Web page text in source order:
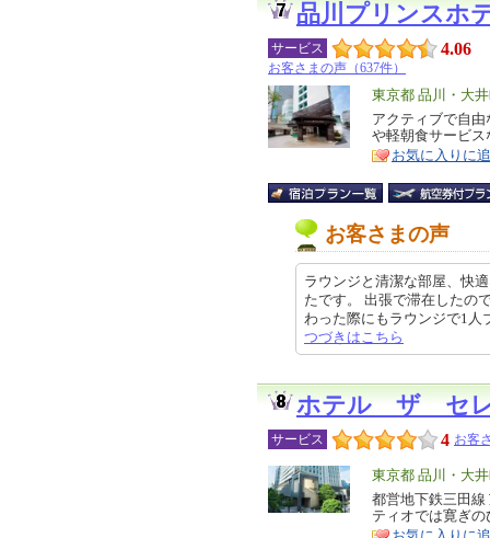
品川プリンスホ
サービス 4.06
お客さまの声（637件）
エ
リ
ア
東京都 品川・大
特
徴
アクティブで自
や軽朝食サービ
お気に入りに
お客さまの声
ラウンジと清潔な部屋、快
たです。 出張で滞在したの
わった際にもラウンジで1
つづきはこちら
ホテル ザ セレ
サービス 4 お客
エ
リ
ア
東京都 品川・大
特
徴
都営地下鉄三田
ティオでは寛ぎ